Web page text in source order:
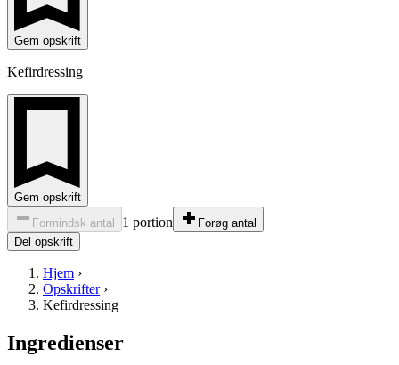
Gem opskrift
Kefirdressing
Gem opskrift
Formindsk antal
1 portion
Forøg antal
Del opskrift
Hjem ›
Opskrifter›
Kefirdressing
Ingredienser